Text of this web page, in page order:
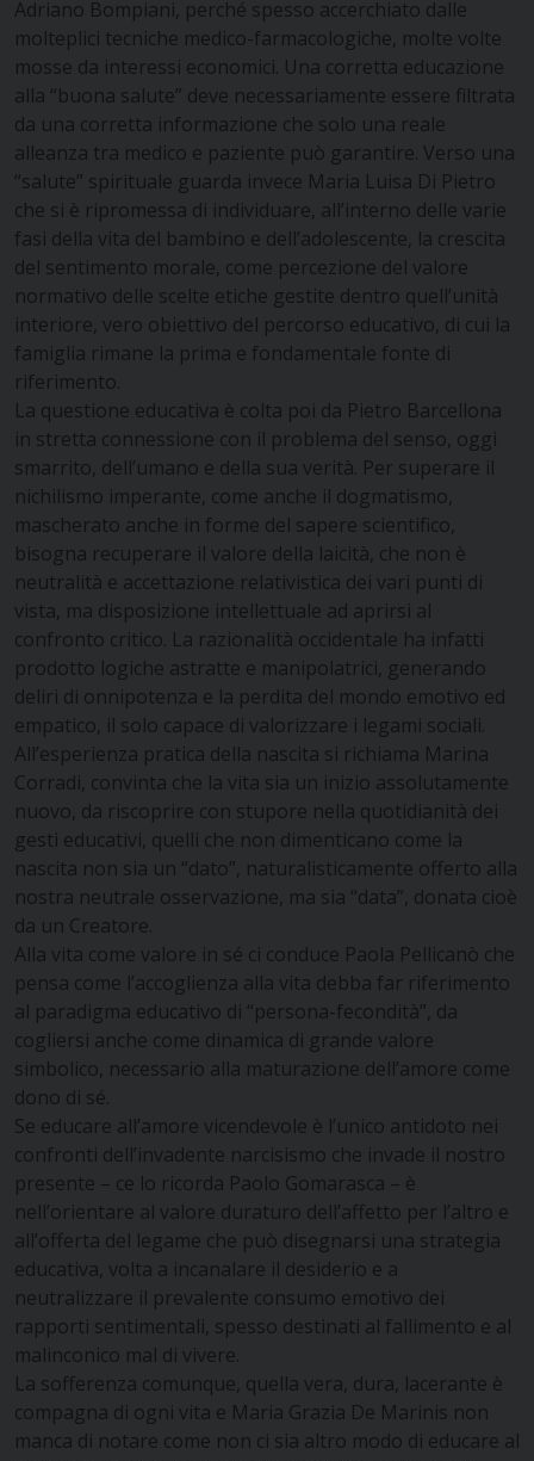
Adriano Bompiani, perché spesso accerchiato dalle
molteplici tecniche medico-farmacologiche, molte volte
mosse da interessi economici. Una corretta educazione
alla “buona salute” deve necessariamente essere filtrata
da una corretta informazione che solo una reale
alleanza tra medico e paziente può garantire. Verso una
“salute” spirituale guarda invece Maria Luisa Di Pietro
che si è ripromessa di individuare, all’interno delle varie
fasi della vita del bambino e dell’adolescente, la crescita
del sentimento morale, come percezione del valore
normativo delle scelte etiche gestite dentro quell’unità
interiore, vero obiettivo del percorso educativo, di cui la
famiglia rimane la prima e fondamentale fonte di
riferimento.
La questione educativa è colta poi da Pietro Barcellona
in stretta connessione con il problema del senso, oggi
smarrito, dell’umano e della sua verità. Per superare il
nichilismo imperante, come anche il dogmatismo,
mascherato anche in forme del sapere scientifico,
bisogna recuperare il valore della laicità, che non è
neutralità e accettazione relativistica dei vari punti di
vista, ma disposizione intellettuale ad aprirsi al
confronto critico. La razionalità occidentale ha infatti
prodotto logiche astratte e manipolatrici, generando
deliri di onnipotenza e la perdita del mondo emotivo ed
empatico, il solo capace di valorizzare i legami sociali.
All’esperienza pratica della nascita si richiama Marina
Corradi, convinta che la vita sia un inizio assolutamente
nuovo, da riscoprire con stupore nella quotidianità dei
gesti educativi, quelli che non dimenticano come la
nascita non sia un “dato”, naturalisticamente offerto alla
nostra neutrale osservazione, ma sia “data”, donata cioè
da un Creatore.
Alla vita come valore in sé ci conduce Paola Pellicanò che
pensa come l’accoglienza alla vita debba far riferimento
al paradigma educativo di “persona-fecondità”, da
cogliersi anche come dinamica di grande valore
simbolico, necessario alla maturazione dell’amore come
dono di sé.
Se educare all’amore vicendevole è l’unico antidoto nei
confronti dell’invadente narcisismo che invade il nostro
presente – ce lo ricorda Paolo Gomarasca – è
nell’orientare al valore duraturo dell’affetto per l’altro e
all’offerta del legame che può disegnarsi una strategia
educativa, volta a incanalare il desiderio e a
neutralizzare il prevalente consumo emotivo dei
rapporti sentimentali, spesso destinati al fallimento e al
malinconico mal di vivere.
La sofferenza comunque, quella vera, dura, lacerante è
compagna di ogni vita e Maria Grazia De Marinis non
manca di notare come non ci sia altro modo di educare al